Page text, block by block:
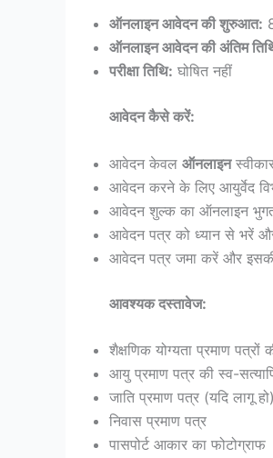
ऑनलाइन आवेदन की शुरुआत:
ऑनलाइन आवेदन की अंतिम
परीक्षा तिथि: घोषित नहीं
आवेदन कैसे करें:
आवेदन केवल ऑनलाइन
आवेदन करने के लिए आयुर्वेद
आवेदन शुल्क का ऑनलाइन
आवेदन पत्र को ध्यान से भरें
आवेदन पत्र जमा करें और
आवश्यक दस्तावेज:
शैक्षणिक योग्यता प्रमाण पत्रों
आयु प्रमाण पत्र की स्व-
जाति प्रमाण पत्र (यदि लागू हो)
निवास प्रमाण पत्र
पासपोर्ट आकार का फोटोग्राफ